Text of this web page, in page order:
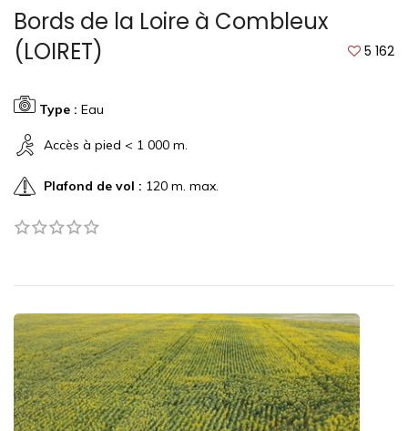
Bords de la Loire à Combleux
(LOIRET)
5 162
Type : Eau
Accès à pied < 1 000 m.
Plafond de vol : 120 m. max.